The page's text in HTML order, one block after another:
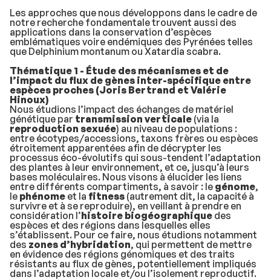
Les approches que nous développons dans le cadre de
notre recherche fondamentale trouvent aussi des
applications dans la conservation d’espèces
emblématiques voire endémiques des Pyrénées telles
que Delphinium montanum ou Xatardia scabra.
Thématique 1 - Étude des mécanismes et de
l’impact du flux de gènes inter-spécifique entre
espèces proches (Joris Bertrand et Valérie
Hinoux)
Nous étudions l’impact des échanges de matériel
génétique par transmission verticale (via la
reproduction sexuée) au niveau de populations :
entre écotypes/accessions, taxons frères ou espèces
étroitement apparentées afin de décrypter les
processus éco-évolutifs qui sous-tendent l’adaptation
des plantes à leur environnement, et ce, jusqu’à leurs
bases moléculaires. Nous visons à élucider les liens
entre différents compartiments, à savoir : le génome,
le phénome et la fitness (autrement dit, la capacité à
survivre et à se reproduire), en veillant à prendre en
considération l’histoire biogéographique des
espèces et des régions dans lesquelles elles
s’établissent. Pour ce faire, nous étudions notamment
des zones d’hybridation, qui permettent de mettre
en évidence des régions génomiques et des traits
résistants au flux de gènes, potentiellement impliqués
dans l’adaptation locale et/ou l’isolement reproductif.